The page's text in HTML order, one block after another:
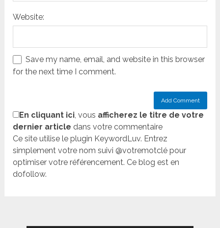
Website:
Save my name, email, and website in this browser
for the next time I comment.
En cliquant ici, vous afficherez le titre de votre
dernier article dans votre commentaire
Ce site utilise le plugin KeywordLuv. Entrez
simplement votre nom suivi @votremotclé pour
optimiser votre référencement. Ce blog est en
dofollow.